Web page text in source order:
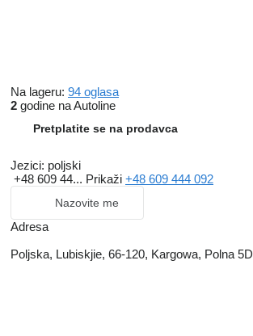
Na lageru: 94 oglasa
2 godine na Autoline
Pretplatite se na prodavca
Jezici: poljski
+48 609 44... Prikaži +48 609 444 092
Nazovite me
Adresa
Poljska, Lubiskjie, 66-120, Kargowa, Polna 5D